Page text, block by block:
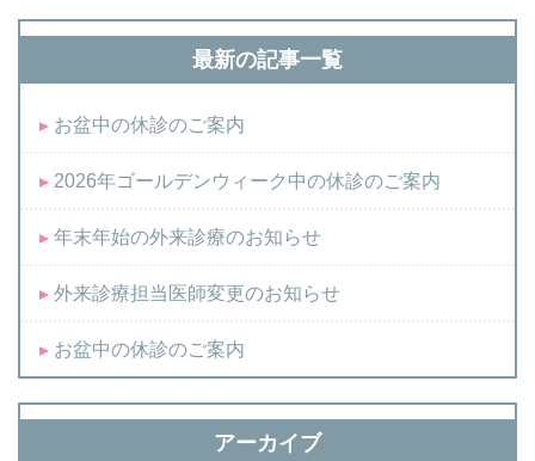
最新の記事一覧
お盆中の休診のご案内
2026年ゴールデンウィーク中の休診のご案内
年末年始の外来診療のお知らせ
外来診療担当医師変更のお知らせ
お盆中の休診のご案内
アーカイブ